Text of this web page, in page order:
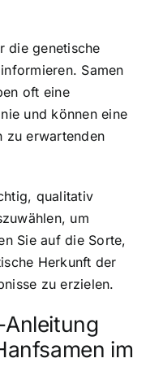
die genetische
Samen
oft eine
und können eine
zu erwartenden
qualitativ
um
Sie auf die Sorte,
Herkunft der
zu erzielen.
im